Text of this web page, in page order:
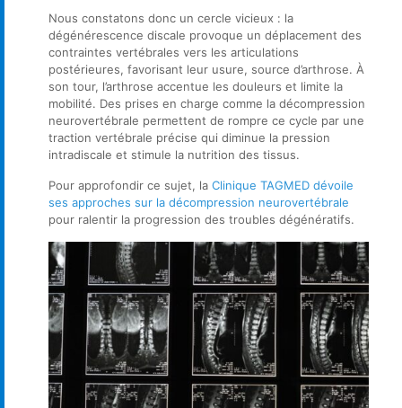
Nous constatons donc un cercle vicieux : la
dégénérescence discale provoque un déplacement des
contraintes vertébrales vers les articulations
postérieures, favorisant leur usure, source d’arthrose. À
son tour, l’arthrose accentue les douleurs et limite la
mobilité. Des prises en charge comme la décompression
neurovertébrale permettent de rompre ce cycle par une
traction vertébrale précise qui diminue la pression
intradiscale et stimule la nutrition des tissus.
Pour approfondir ce sujet, la Clinique TAGMED dévoile
ses approches sur la décompression neurovertébrale
pour ralentir la progression des troubles dégénératifs.